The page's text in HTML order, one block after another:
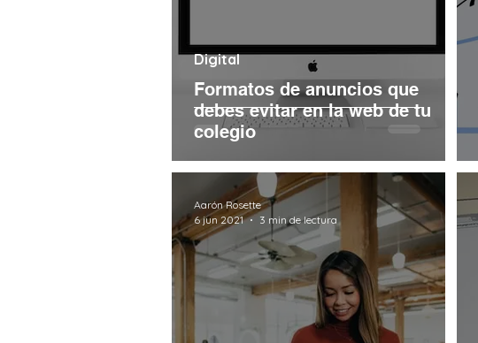
Formatos de anuncios que
debes evitar en la web de tu
colegio
Digital
Aarón Rosette
6 jun 2021
3 min de lectura